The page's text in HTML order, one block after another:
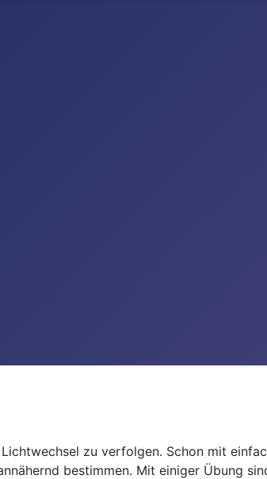
zu verfolgen. Schon mit
bestimmen. Mit einiger Übung